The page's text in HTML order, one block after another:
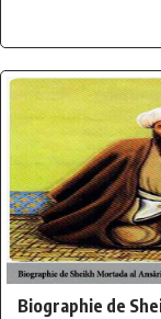
Biographie de